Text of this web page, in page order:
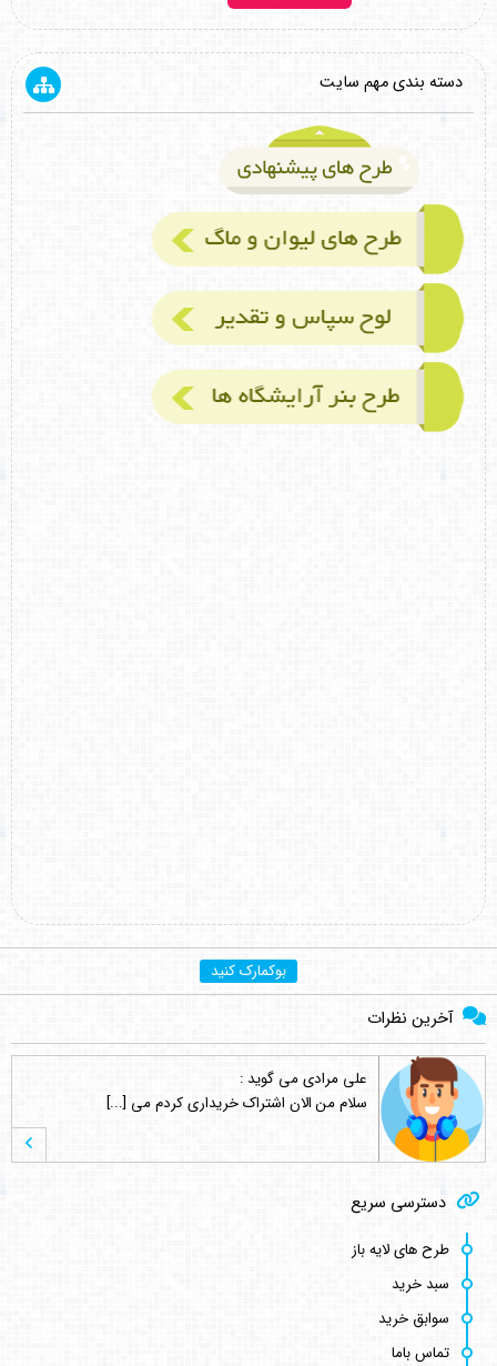
دسته بندی مهم سایت
بوکمارک کنید
آخرین نظرات
می گوید :
سلام من الان اشتراک خریداری کردم می [...]
علی مرادیمی گوید :
سلام من تازه وارد سایت شدم . انشاء [...]
hamed s.pدسترسی سریع
طرح های لایه باز
سبد خرید
سوابق خرید
تماس باما